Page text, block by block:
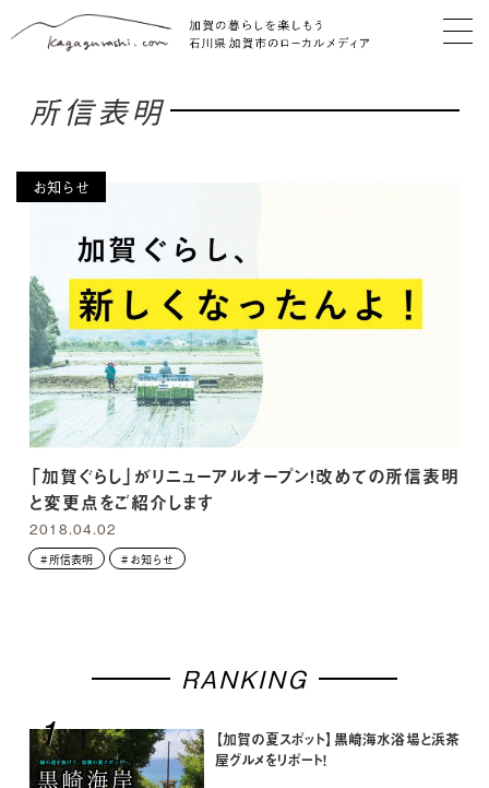
所信表明
「加賀ぐらし」がリニューアルオープン！改めての所信表明
と変更点をご紹介します
2018.04.02
所信表明 お知らせ
お知らせ
RANKING
【加賀の夏スポット】黒崎海水浴場と浜茶
屋グルメをリポート！
1